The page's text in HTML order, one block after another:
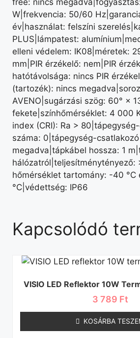
W|frekvencia: 50/60
év|használat: felszíni
PLUS|lámpatest:
elleni védelem: IK08|méretek:
mm|PIR érzékelő: nem|PIR
hatótávolsága: nincs PIR
(tartozék): nincs
AVENO|sugárzási szög: 60° ×
fekete|színhőmérséklet: 4 000
index (CRI): Ra >
száma: 0|tápegység-
megadva|tápkábel hossza: 1
hálózatról|teljesítménytényező:
hőmérséklet tartomány: -40 °C
°C|védettség: IP66
Kapcsolódó
VISIO LED Reflektor 10W
3 789 Ft
KOSÁRBA